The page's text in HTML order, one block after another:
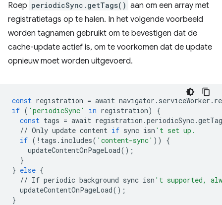
Roep periodicSync.getTags() aan om een array met
registratietags op te halen. In het volgende voorbeeld
worden tagnamen gebruikt om te bevestigen dat de
cache-update actief is, om te voorkomen dat de update
opnieuw moet worden uitgevoerd.
const registration = await navigator . serviceWorker .
if ( 'periodicSync' in registration)
{
const tags = await registration .periodicSync.
// Only update content if sync isn 't set up.
if ( ! tags . includes( 'content-sync' ))
{
updateContentOnPageLoad();
}
} else {
// If periodic background sync isn 't supported,
updateContentOnPageLoad();
}